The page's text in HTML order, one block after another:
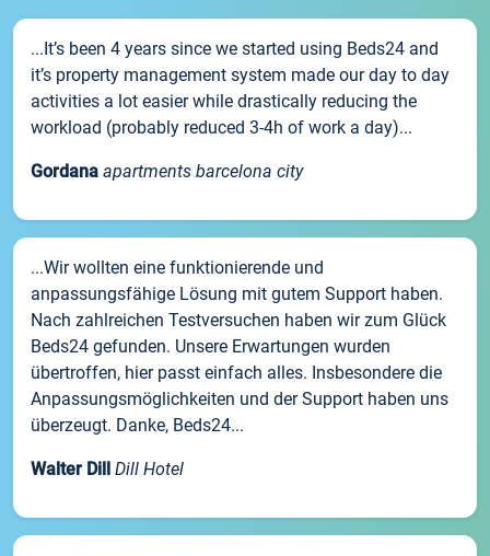
...It’s been 4 years since we started using Beds24 and
it’s property management system made our day to day
activities a lot easier while drastically reducing the
workload (probably reduced 3-4h of work a day)...
Gordana apartments barcelona city
...Wir wollten eine funktionierende und
anpassungsfähige Lösung mit gutem Support haben.
Nach zahlreichen Testversuchen haben wir zum Glück
Beds24 gefunden. Unsere Erwartungen wurden
übertroffen, hier passt einfach alles. Insbesondere die
Anpassungsmöglichkeiten und der Support haben uns
überzeugt. Danke, Beds24...
Walter Dill Dill Hotel